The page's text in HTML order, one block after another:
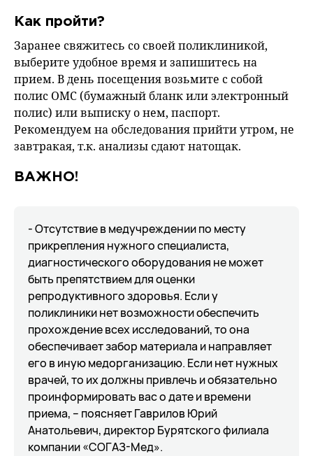
Как пройти?
Заранее свяжитесь со своей поликлиникой,
выберите удобное время и запишитесь на
прием. В день посещения возьмите с собой
полис ОМС (бумажный бланк или электронный
полис) или выписку о нем, паспорт.
Рекомендуем на обследования прийти утром, не
завтракая, т.к. анализы сдают натощак.
ВАЖНО!
- Отсутствие в медучреждении по месту
прикрепления нужного специалиста,
диагностического оборудования не может
быть препятствием для оценки
репродуктивного здоровья. Если у
поликлиники нет возможности обеспечить
прохождение всех исследований, то она
обеспечивает забор материала и направляет
его в иную медорганизацию. Если нет нужных
врачей, то их должны привлечь и обязательно
проинформировать вас о дате и времени
приема, – поясняет Гаврилов Юрий
Анатольевич, директор Бурятского филиала
компании «СОГАЗ-Мед».